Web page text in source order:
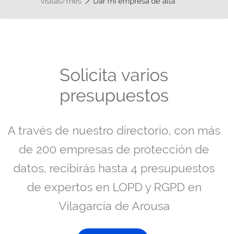
Solicita varios
presupuestos
A través de nuestro directorio, con más
de 200 empresas de protección de
datos, recibirás hasta 4 presupuestos
de expertos en LOPD y RGPD en
Vilagarcía de Arousa